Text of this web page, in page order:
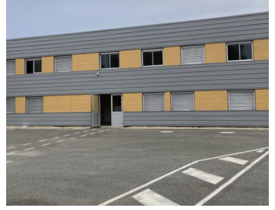
VOIR LE BIEN